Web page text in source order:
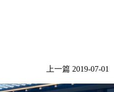
上一篇 2019-07-01